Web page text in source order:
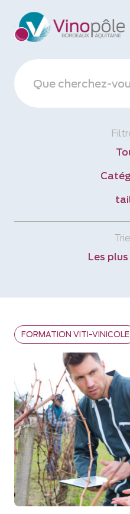
Les
FORMATION VITI-VINICOLE